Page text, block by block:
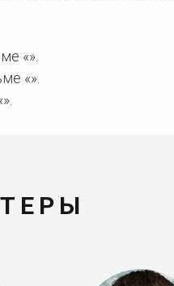
«».
«».